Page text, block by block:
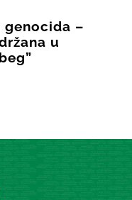
genocida –
u